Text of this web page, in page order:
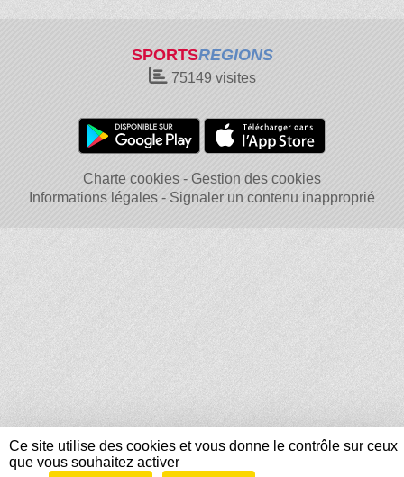
SPORTSREGIONS
75149 visites
Charte cookies
Gestion des cookies
Informations légales
Signaler un contenu inapproprié
Ce site utilise des cookies et vous donne le contrôle sur ceux
que vous souhaitez activer